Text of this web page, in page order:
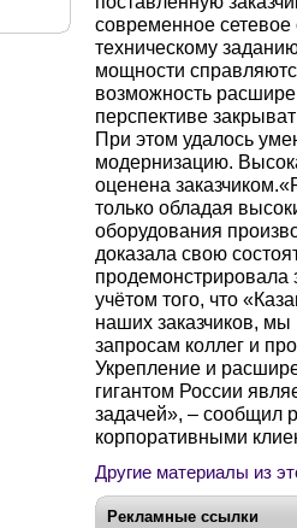
современное
техническому
мощности
возможность
перспективе
При этом удалось
модернизацию.
оценена
только обладая
оборудования
доказала свою
продемонстрировала
учётом того, что
наших заказчиков,
запросам коллег и
Укрепление и
гигантом России
задачей», – сообщил
корпоративными
Другие материалы из
Рекламные ссылки